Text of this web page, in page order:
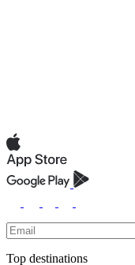
Top destinations